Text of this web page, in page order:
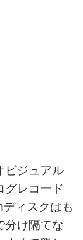
ビジュアル
グレコード
ィスクはも
分け隔てな